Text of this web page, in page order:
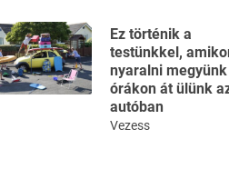
Ez történik a
testünkkel,
nyaralni
órákon át ülünk
autóban
Vezess